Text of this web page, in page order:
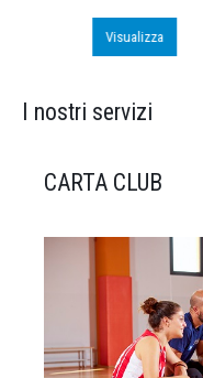
Visualizza
I nostri servizi
CARTA CLUB